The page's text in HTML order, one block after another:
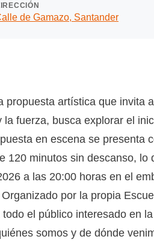
de Gamazo, Santander
propuesta artística que invita
fuerza, busca explorar el
en escena se presenta
minutos sin descanso,
a las 20:00 horas en el
por la propia
el público interesado en
somos y de dónde